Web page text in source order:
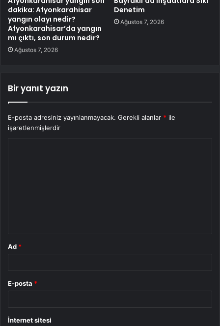
dakika: Afyonkarahisar
yangın olayı nedir?
Afyonkarahisar’da yangın
mı çıktı, son durum nedir?
Ağustos 7, 2026
Denetim
Ağustos 7, 2026
Bir yanıt yazın
E-posta adresiniz yayınlanmayacak. Gerekli alanlar * ile
işaretlenmişlerdir
Ad *
E-posta *
İnternet sitesi